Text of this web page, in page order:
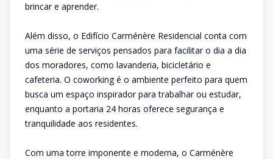
brincar e aprender.
Além disso, o Edifício Carménère Residencial conta com
uma série de serviços pensados para facilitar o dia a dia
dos moradores, como lavanderia, bicicletário e
cafeteria. O coworking é o ambiente perfeito para quem
busca um espaço inspirador para trabalhar ou estudar,
enquanto a portaria 24 horas oferece segurança e
tranquilidade aos residentes.
Com uma torre imponente e moderna, o Carménère